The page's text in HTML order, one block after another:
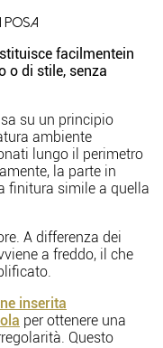
posa
facilmentein
o di stile, senza
su un principio
ambiente
lungo il perimetro
la parte in
finitura simile a quella
A differenza dei
a freddo, il che
inserita
per ottenere una
Questo